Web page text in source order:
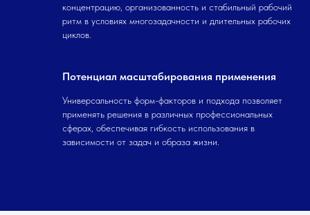
концентрацию, организованность и стабильный рабочий
ритм в условиях многозадачности и длительных рабочих
циклов.
Потенциал масштабирования применения
Универсальность форм-факторов и подхода позволяет
применять решения в различных профессиональных
сферах, обеспечивая гибкость использования в
зависимости от задач и образа жизни.